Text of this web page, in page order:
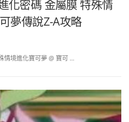
化密碼 金屬膜 特殊情
夢傳說Z-A攻略
情境進化寶可夢 @ 寶可 …